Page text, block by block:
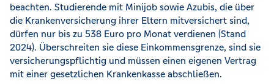
beachten. Studierende mit Minijob sowie Azubis, die über
die Krankenversicherung ihrer Eltern mitversichert sind,
dürfen nur bis zu 538 Euro pro Monat verdienen (Stand
2024). Überschreiten sie diese Einkommensgrenze, sind sie
versicherungspflichtig und müssen einen eigenen Vertrag
mit einer gesetzlichen Krankenkasse abschließen.